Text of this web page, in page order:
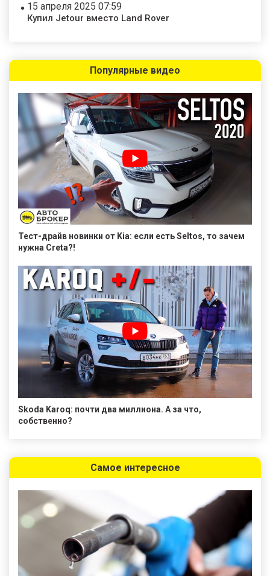
15 апреля 2025 07:59
Купил Jetour вместо Land Rover
Популярные видео
Тест-драйв новинки от Kia: если есть Seltos, то зачем
нужна Creta?!
Skoda Karoq: почти два миллиона. А за что,
собственно?
Самое интересное